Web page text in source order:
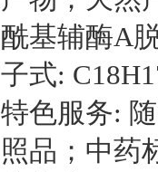
酰基辅酶A
子式:
特色服务:
照品；中药